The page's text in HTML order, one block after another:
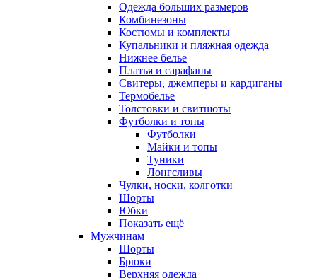
Одежда больших размеров
Комбинезоны
Костюмы и комплекты
Купальники и пляжная одежда
Нижнее белье
Платья и сарафаны
Свитеры, джемперы и кардиганы
Термобелье
Толстовки и свитшоты
Футболки и топы
Футболки
Майки и топы
Туники
Лонгсливы
Чулки, носки, колготки
Шорты
Юбки
Показать ещё
Мужчинам
Шорты
Брюки
Верхняя одежда